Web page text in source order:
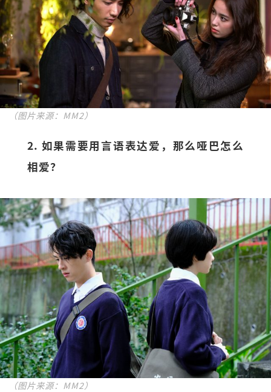
（图片来源：MM2）
2. 如果需要用言语表达爱，那么哑巴怎么
相爱？
（图片来源：MM2）